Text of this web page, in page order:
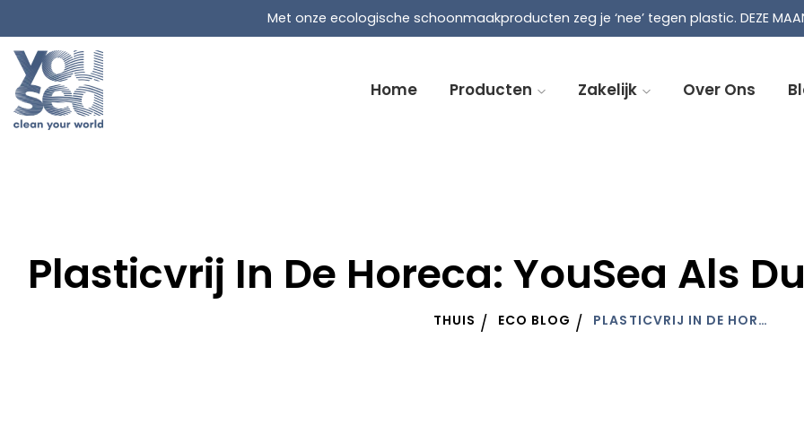
Liquid error (snippets/wlm-head line 21): Could not find asset snippets/super_page_access.liquid
Met onze ecologische schoonmaakproducten zeg je ‘nee’ tegen plastic. DEZE MAAND
Home Producten Zakelijk Over Ons
Plasticvrij In De Horeca: YouSea Als
THUIS ECO BLOG PLASTICVRIJ IN DE HORECA: YOUSEA ALS DUURZAME OPLOSSING